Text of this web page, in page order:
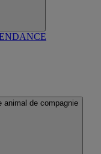
animal de compagnie